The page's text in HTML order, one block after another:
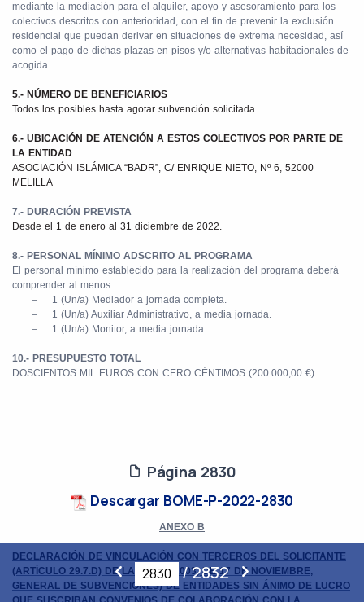
/2832
mediante la mediación para el alquiler, apoyo y asesoramiento para los
colectivos descritos con anterioridad, con el fin de prevenir la exclusión
residencial que puedan derivar en situaciones de extrema necesidad, así
como el pago de dichas plazas en pisos y/o alternativas habitacionales de
acogida.
5.- NÚMERO DE BENEFICIARIOS
Todos los posibles hasta agotar subvención solicitada.
6.- UBICACIÓN DE ATENCIÓN A ESTOS COLECTIVOS POR PARTE DE
LA ENTIDAD
ASOCIACIÓN ISLÁMICA “BADR”, C/ ENRIQUE NIETO, Nº 6, 52000
MELILLA
7.- DURACIÓN PREVISTA
Desde el 1 de enero al 31 diciembre de 2022.
8.- PERSONAL MÍNIMO ADSCRITO AL PROGRAMA
El personal mínimo establecido para la realización del programa deberá
comprender al menos:
–
1 (Un/a) Mediador a jornada completa.
–
1 (Un/a) Auxiliar Administrativo, a media jornada.
–
1 (Un/a) Monitor, a media jornada
10.- PRESUPUESTO TOTAL
DOSCIENTOS MIL EUROS CON CERO CÉNTIMOS (200.000,00 €)
Página 2830
Descargar BOME-P-2022-2830
ANEXO B
DECLARACIÓN DE VINCULACIÓN CON TERCEROS DEL SOLICITANTE
(ARTÍCULO 29.7.D) DE LA LEY 38/2003, DE 17 DE NOVIEMBRE,
GENERAL DE SUBVENCIONES) DE ENTIDADES SIN ÁNIMO DE LUCRO